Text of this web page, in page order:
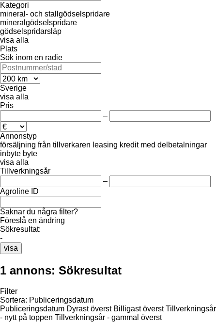
Kategori
mineral- och stallgödselspridare
mineralgödselspridare
gödselspridarsläp
visa alla
Plats
Sök inom en radie
Sverige
visa alla
Pris
–
Annonstyp
försäljning från tillverkaren leasing kredit med delbetalningar
inbyte byte
visa alla
Tillverkningsår
–
Agroline ID
Saknar du några filter?
Föreslå en ändring
Sökresultat:
-
visa
1 annons: Sökresultat
Filter
Sortera: Publiceringsdatum
Publiceringsdatum Dyrast överst Billigast överst Tillverkningsår
- nytt på toppen Tillverkningsår - gammal överst